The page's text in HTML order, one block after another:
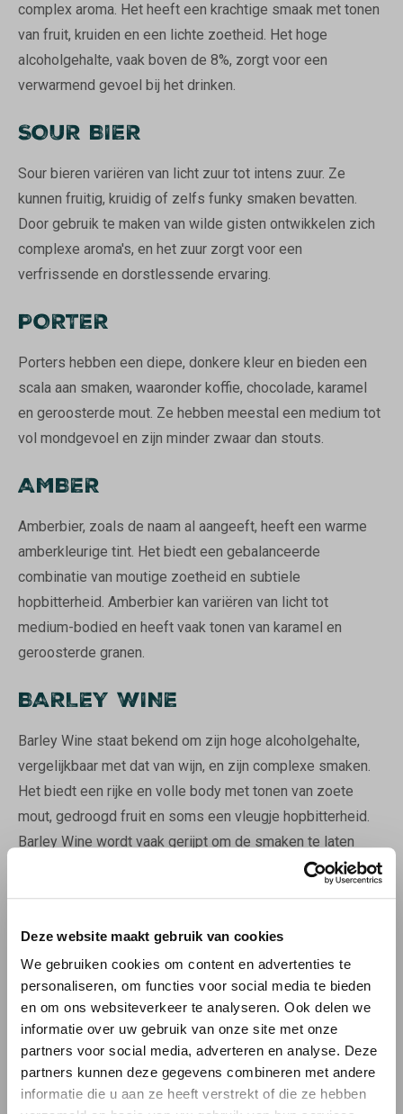
Deze website maakt gebruik van cookies
We gebruiken cookies om content en advertenties te
personaliseren, om functies voor social media te bieden
en om ons websiteverkeer te analyseren. Ook delen we
informatie over uw gebruik van onze site met onze
partners voor social media, adverteren en analyse. Deze
partners kunnen deze gegevens combineren met andere
informatie die u aan ze heeft verstrekt of die ze hebben
complex aroma. Het heeft een krachtige smaak met tonen
van fruit, kruiden en een lichte zoetheid. Het hoge
alcoholgehalte, vaak boven de 8%, zorgt voor een
verwarmend gevoel bij het drinken.
SOUR BIER
Sour bieren variëren van licht zuur tot intens zuur. Ze
kunnen fruitig, kruidig ​​of zelfs funky smaken bevatten.
Door gebruik te maken van wilde gisten ontwikkelen zich
complexe aroma's, en het zuur zorgt voor een
verfrissende en dorstlessende ervaring.
PORTER
Porters hebben een diepe, donkere kleur en bieden een
scala aan smaken, waaronder koffie, chocolade, karamel
en geroosterde mout. Ze hebben meestal een medium tot
vol mondgevoel en zijn minder zwaar dan stouts.
AMBER
Amberbier, zoals de naam al aangeeft, heeft een warme
amberkleurige tint. Het biedt een gebalanceerde
combinatie van moutige zoetheid en subtiele
hopbitterheid. Amberbier kan variëren van licht tot
medium-bodied en heeft vaak tonen van karamel en
geroosterde granen.
BARLEY WINE
Barley Wine staat bekend om zijn hoge alcoholgehalte,
vergelijkbaar met dat van wijn, en zijn complexe smaken.
Het biedt een rijke en volle body met tonen van zoete
mout, gedroogd fruit en soms een vleugje hopbitterheid.
Barley Wine wordt vaak gerijpt om de smaken te laten
Blond bier is licht van kleur en heeft een verfrissende
smaak. Het biedt een evenwichtige combinatie van
moutige zoetheid en subtiele hopbitterheid. Blond bier is
doorgaans licht tot medium-bodied en heeft vaak tonen
van fruitigheid en lichte kruiden.
DONKER